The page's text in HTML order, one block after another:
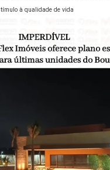
à qualidade de vida